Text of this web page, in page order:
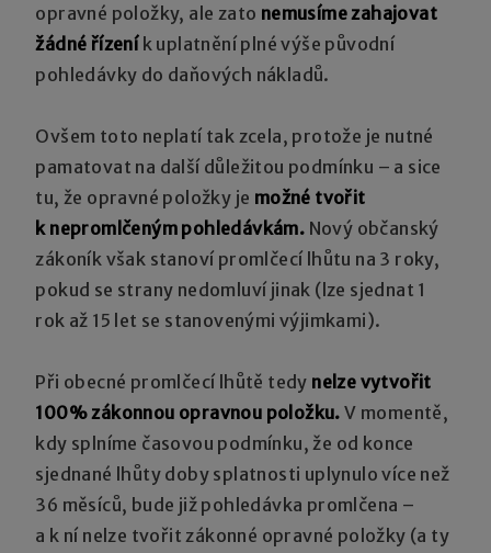
opravné položky, ale zato nemusíme zahajovat
žádné řízení k uplatnění plné výše původní
pohledávky do daňových nákladů.
Ovšem toto neplatí tak zcela, protože je nutné
pamatovat na další důležitou podmínku – a sice
tu, že opravné položky je možné tvořit
k nepromlčeným pohledávkám. Nový občanský
zákoník však stanoví promlčecí lhůtu na 3 roky,
pokud se strany nedomluví jinak (lze sjednat 1
rok až 15 let se stanovenými výjimkami).
Při obecné promlčecí lhůtě tedy nelze vytvořit
100% zákonnou opravnou položku.V momentě,
kdy splníme časovou podmínku, že od konce
sjednané lhůty doby splatnosti uplynulo více než
36 měsíců, bude již pohledávka promlčena –
a k ní nelze tvořit zákonné opravné položky (a ty